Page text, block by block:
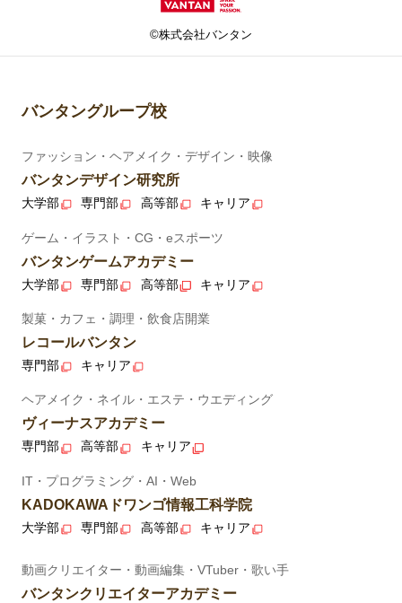
©株式会社バンタン
バンタングループ校
ファッション・ヘアメイク・デザイン・映像
バンタンデザイン研究所
大学部 専門部 高等部 キャリア
ゲーム・イラスト・CG・eスポーツ
バンタンゲームアカデミー
大学部 専門部 高等部 キャリア
製菓・カフェ・調理・飲食店開業
レコールバンタン
専門部 キャリア
ヘアメイク・ネイル・エステ・ウエディング
ヴィーナスアカデミー
専門部 高等部 キャリア
IT・プログラミング・AI・Web
KADOKAWAドワンゴ情報工科学院
大学部 専門部 高等部 キャリア
動画クリエイター・動画編集・VTuber・歌い手
バンタンクリエイターアカデミー